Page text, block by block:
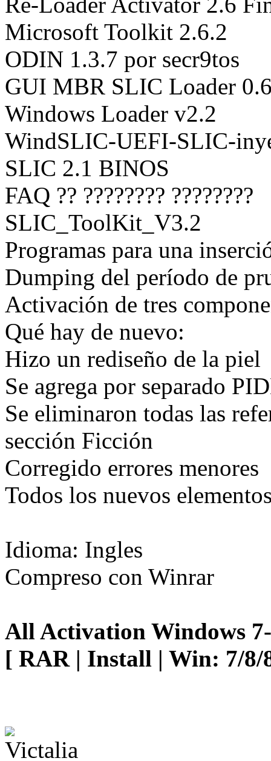
Microsoft Toolkit 2.6.2
ODIN 1.3.7 por secr9tos
GUI MBR SLIC Loader
Windows Loader v2.2
WindSLIC-UEFI-SLIC-
SLIC 2.1 BINOS
FAQ ?? ???????? ????????
SLIC_ToolKit_V3.2
Programas para una
Dumping del período de
Activación de tres
Qué hay de nuevo:
Hizo un rediseño de la piel
Se agrega por separado
Se eliminaron todas las
sección Ficción
Corregido errores menores
Todos los nuevos
Idioma: Ingles
Compreso con Winrar
All Activation Windows
[ RAR | Install | Win: 7/8/